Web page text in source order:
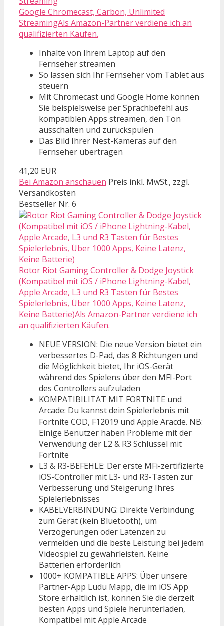
Google Chromecast, Carbon, Unlimited
StreamingAls Amazon-Partner verdiene ich an
qualifizierten Käufen.
Inhalte von Ihrem Laptop auf den
Fernseher streamen
So lassen sich Ihr Fernseher vom Tablet aus
steuern
Mit Chromecast und Google Home können
Sie beispielsweise per Sprachbefehl aus
kompatiblen Apps streamen, den Ton
ausschalten und zurückspulen
Das Bild Ihrer Nest-Kameras auf den
Fernseher übertragen
41,20 EUR
Bei Amazon anschauen Preis inkl. MwSt., zzgl.
Versandkosten
Bestseller Nr. 6
Rotor Riot Gaming Controller & Dodge Joystick
(Kompatibel mit iOS / iPhone Lightning-Kabel,
Apple Arcade, L3 und R3 Tasten für Bestes
Spielerlebnis, Über 1000 Apps, Keine Latenz,
Keine Batterie)Als Amazon-Partner verdiene ich
an qualifizierten Käufen.
NEUE VERSION: Die neue Version bietet ein
verbessertes D-Pad, das 8 Richtungen und
die Möglichkeit bietet, Ihr iOS-Gerät
während des Spielens über den MFI-Port
des Controllers aufzuladen
KOMPATIBILITÄT MIT FORTNITE und
Arcade: Du kannst dein Spielerlebnis mit
Fortnite COD, F12019 und Apple Aracde. NB:
Einige Benutzer haben Probleme mit der
Verwendung der L2 & R3 Schlüssel mit
Fortnite
L3 & R3-BEFEHLE: Der erste MFi-zertifizierte
iOS-Controller mit L3- und R3-Tasten zur
Verbesserung und Steigerung Ihres
Spielerlebnisses
KABELVERBINDUNG: Direkte Verbindung
zum Gerät (kein Bluetooth), um
Verzögerungen oder Latenzen zu
vermeiden und die beste Leistung bei jedem
Videospiel zu gewährleisten. Keine
Batterien erforderlich
1000+ KOMPATIBLE APPS: Über unsere
Partner-App Ludu Mapp, die im iOS App
Store erhältlich ist, können Sie die derzeit
besten Apps und Spiele herunterladen,
Kompatibel mit Apple Arcade